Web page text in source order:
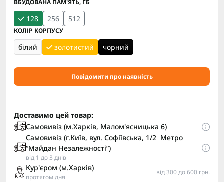
ВБУДОВАНА ПАМ'ЯТЬ, ГБ
128 256 512
КОЛІР КОРПУСУ
білий золотистий чорний
Повідомити про наявність
Доставимо цей товар:
Самовивіз (м.Харків, Малом'ясницька 6)
Самовивіз (г.Київ, вул. Софіївська, 1/2 Метро
“Майдан Незалежності”)
від 1 до 3 днів
Кур'єром (м.Харків)
протягом дня
від 300 до 600 грн.